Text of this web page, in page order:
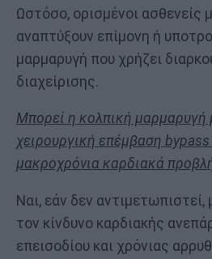
Ωστόσο, ορισμένοι ασθενείς
αναπτύξουν επίμονη ή
μαρμαρυγή που χρήζει
διαχείρισης.
Μπορεί η κολπική μαρμαρυγή
χειρουργική επέμβαση
μακροχρόνια καρδιακά
Ναι, εάν δεν αντιμετωπιστεί,
τον κίνδυνο καρδιακής
επεισοδίου και χρόνιας